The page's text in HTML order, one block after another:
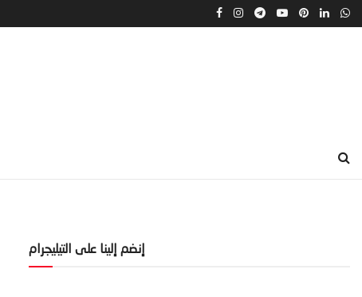
إنضم إلينا على التيليجرام